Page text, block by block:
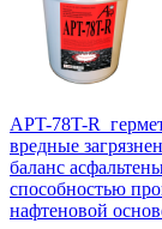
APT-78T-R
вредные
баланс
способностью
нафтеновой